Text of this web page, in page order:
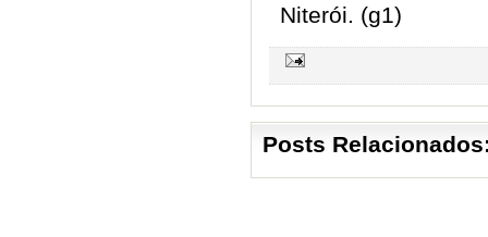
Niterói. (g1)
Posts